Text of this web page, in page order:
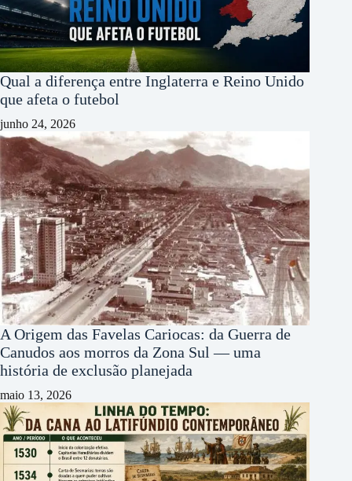
Qual a diferença entre Inglaterra e Reino Unido
que afeta o futebol
junho 24, 2026
A Origem das Favelas Cariocas: da Guerra de
Canudos aos morros da Zona Sul — uma
história de exclusão planejada
maio 13, 2026